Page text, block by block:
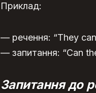
Приклад:
— речення: “They
— запитання: “Can
Запитання до